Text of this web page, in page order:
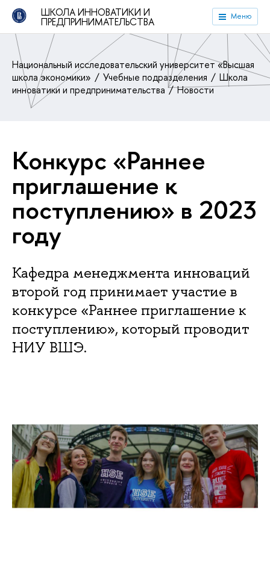
ШКОЛА ИННОВАТИКИ И
ПРЕДПРИНИМАТЕЛЬСТВА Меню
Национальный исследовательский университет «Высшая
школа экономики»
Учебные подразделения
Школа
инноватики и предпринимательства
Новости
Конкурс «Раннее
приглашение к
поступлению» в 2023
году
Кафедра менеджмента инноваций
второй год принимает участие в
конкурсе «Раннее приглашение к
поступлению», который проводит
НИУ ВШЭ.